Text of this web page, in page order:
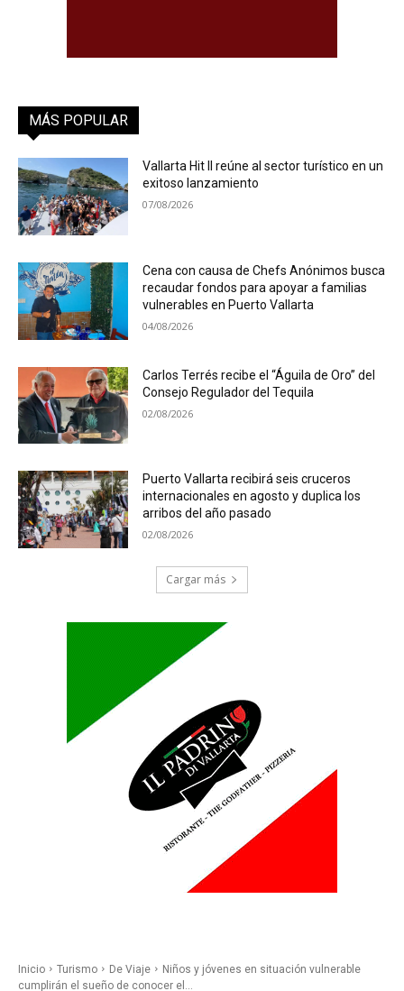
MÁS POPULAR
Vallarta Hit II reúne al sector turístico en un
exitoso lanzamiento
07/08/2026
Cena con causa de Chefs Anónimos busca
recaudar fondos para apoyar a familias
vulnerables en Puerto Vallarta
04/08/2026
Carlos Terrés recibe el “Águila de Oro” del
Consejo Regulador del Tequila
02/08/2026
Puerto Vallarta recibirá seis cruceros
internacionales en agosto y duplica los
arribos del año pasado
02/08/2026
Cargar más